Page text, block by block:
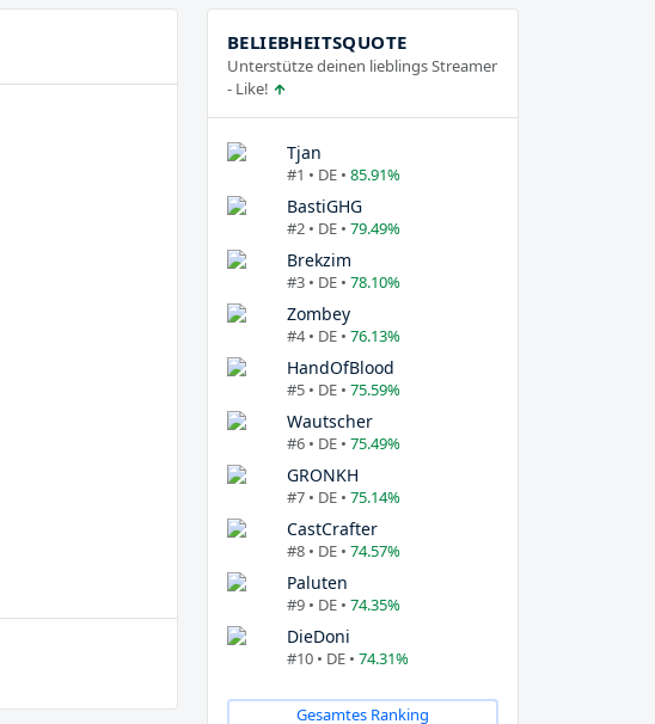
BELIEBHEITSQUOTE
Unterstütze deinen lieblings Streamer
- Like!
Tjan
#1 • DE • 85.91%
BastiGHG
#2 • DE • 79.49%
Brekzim
#3 • DE • 78.10%
Zombey
#4 • DE • 76.13%
HandOfBlood
#5 • DE • 75.59%
Wautscher
#6 • DE • 75.49%
GRONKH
#7 • DE • 75.14%
CastCrafter
#8 • DE • 74.57%
Paluten
#9 • DE • 74.35%
DieDoni
#10 • DE • 74.31%
Gesamtes Ranking